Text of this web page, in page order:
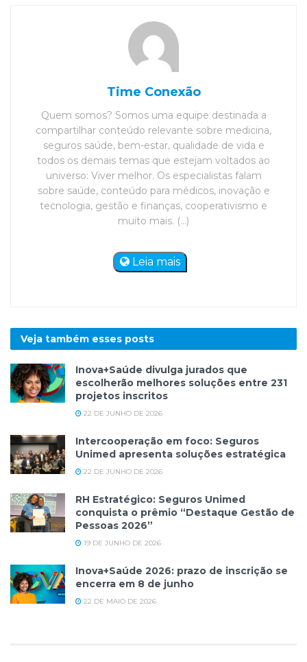
Time Conexão
Quem somos? Somos uma equipe destinada a
compartilhar conteúdo relevante sobre medicina,
seguros saúde, bem-estar, qualidade de vida e
todos os demais temas que estejam voltados ao
universo: Viver melhor. Os especialistas falam
sobre saúde, conteúdo para médicos, inovação e
tecnologia, gestão e finanças, cooperativismo e
muito mais. (...)
Leia mais
Veja também esses posts
Inova+Saúde divulga jurados que
escolherão melhores soluções entre 231
projetos inscritos
22 DE JUNHO DE 2026
Intercooperação em foco: Seguros
Unimed apresenta soluções estratégica
22 DE JUNHO DE 2026
RH Estratégico: Seguros Unimed
conquista o prêmio “Destaque Gestão de
Pessoas 2026”
19 DE JUNHO DE 2026
Inova+Saúde 2026: prazo de inscrição se
encerra em 8 de junho
22 DE MAIO DE 2026